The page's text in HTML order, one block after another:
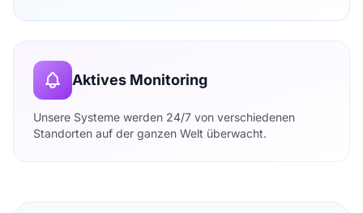
Aktives Monitoring
Unsere Systeme werden 24/7 von verschiedenen
Standorten auf der ganzen Welt überwacht.